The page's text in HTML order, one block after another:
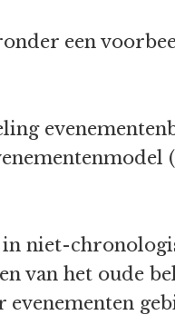
een
in niet-
van het oude
evenementen